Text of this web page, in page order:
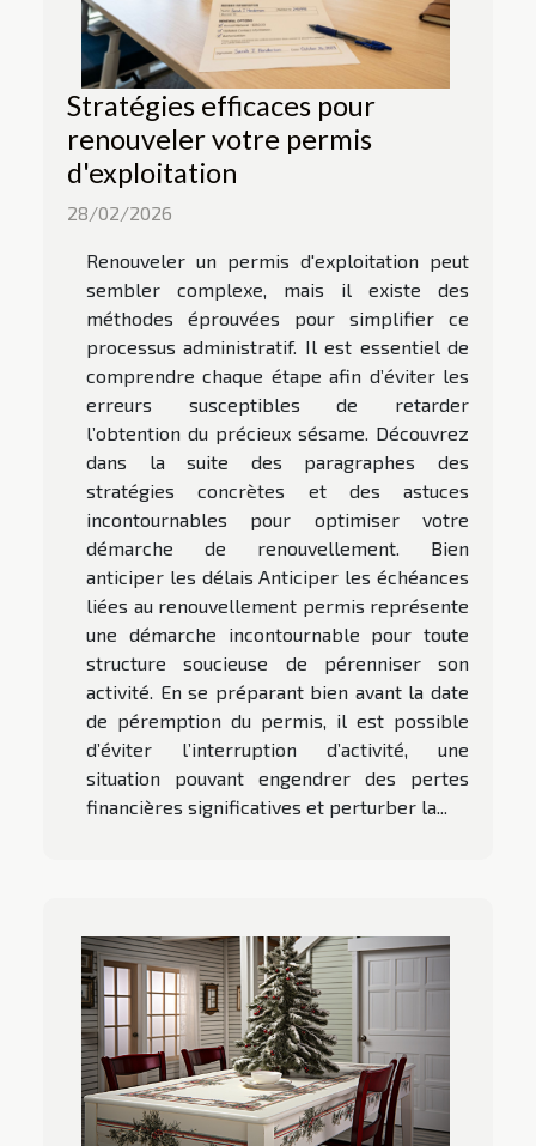
Stratégies efficaces pour
renouveler votre permis
d'exploitation
28/02/2026
Renouveler un permis d'exploitation peut
sembler complexe, mais il existe des
méthodes éprouvées pour simplifier ce
processus administratif. Il est essentiel de
comprendre chaque étape afin d’éviter les
erreurs susceptibles de retarder
l’obtention du précieux sésame. Découvrez
dans la suite des paragraphes des
stratégies concrètes et des astuces
incontournables pour optimiser votre
démarche de renouvellement. Bien
anticiper les délais Anticiper les échéances
liées au renouvellement permis représente
une démarche incontournable pour toute
structure soucieuse de pérenniser son
activité. En se préparant bien avant la date
de péremption du permis, il est possible
d’éviter l’interruption d’activité, une
situation pouvant engendrer des pertes
financières significatives et perturber la...